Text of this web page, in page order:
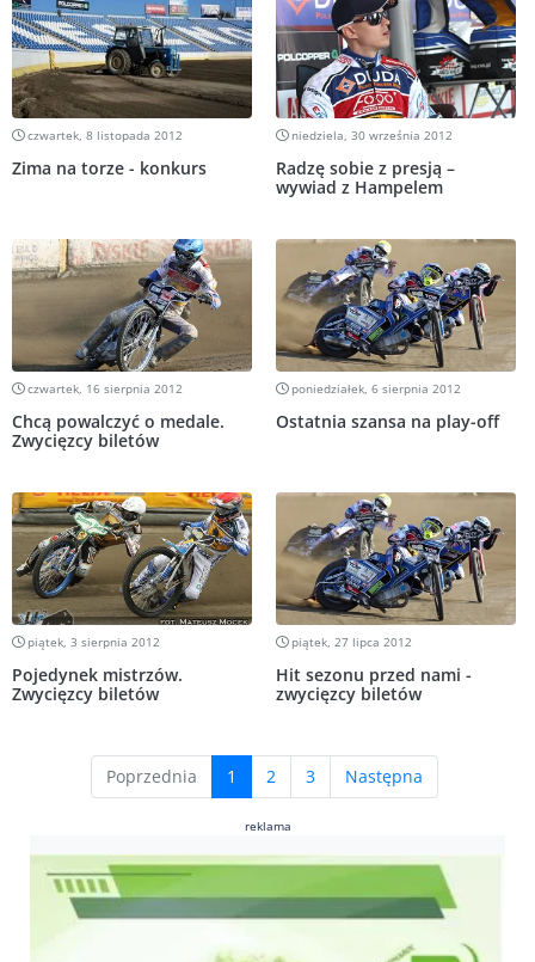
czwartek, 8 listopada 2012
Zima na torze - konkurs
niedziela, 30 września 2012
Radzę sobie z presją –
wywiad z Hampelem
czwartek, 16 sierpnia 2012
Chcą powalczyć o medale.
Zwycięzcy biletów
poniedziałek, 6 sierpnia 2012
Ostatnia szansa na play-off
piątek, 3 sierpnia 2012
Pojedynek mistrzów.
Zwycięzcy biletów
piątek, 27 lipca 2012
Hit sezonu przed nami -
zwycięzcy biletów
Poprzednia 1 (current)
2 3 Następna
reklama